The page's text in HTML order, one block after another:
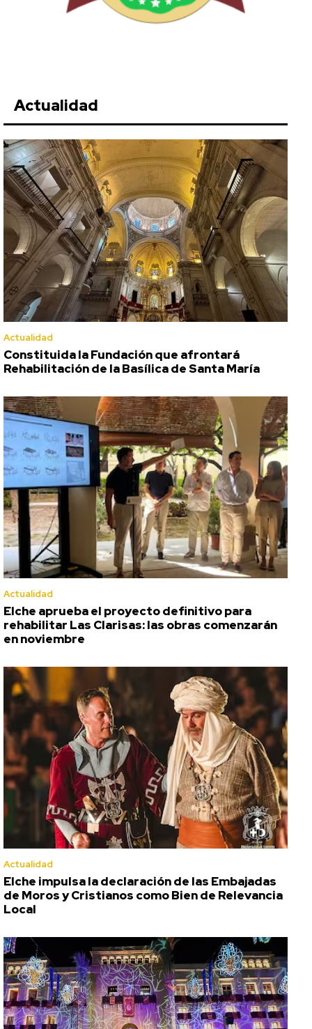
Actualidad
Actualidad
Constituida la Fundación que afrontará
Rehabilitación de la Basílica de Santa María
Actualidad
Elche aprueba el proyecto definitivo para
rehabilitar Las Clarisas: las obras comenzarán
en noviembre
Actualidad
Elche impulsa la declaración de las Embajadas
de Moros y Cristianos como Bien de Relevancia
Local